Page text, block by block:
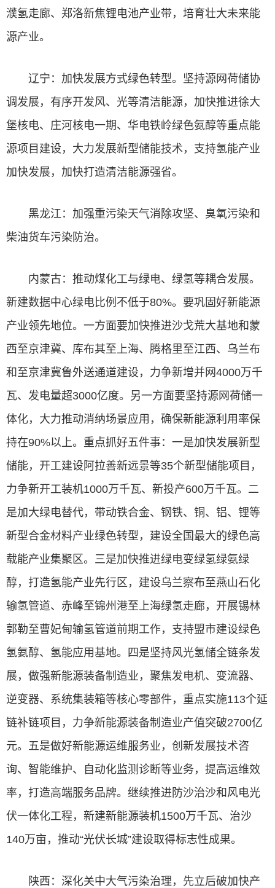
濮氢走廊、郑洛新焦锂电池产业带，培育壮大未来能
源产业。
辽宁：加快发展方式绿色转型。坚持源网荷储协
调发展，有序开发风、光等清洁能源，加快推进徐大
堡核电、庄河核电一期、华电铁岭绿色氨醇等重点能
源项目建设，大力发展新型储能技术，支持氢能产业
加快发展，加快打造清洁能源强省。
黑龙江：加强重污染天气消除攻坚、臭氧污染和
柴油货车污染防治。
内蒙古：推动煤化工与绿电、绿氢等耦合发展。
新建数据中心绿电比例不低于80%。要巩固好新能源
产业领先地位。一方面要加快推进沙戈荒大基地和蒙
西至京津冀、库布其至上海、腾格里至江西、乌兰布
和至京津冀鲁外送通道建设，力争新增并网4000万千
瓦、发电量超3000亿度。另一方面要坚持源网荷储一
体化，大力推动消纳场景应用，确保新能源利用率保
持在90%以上。重点抓好五件事：一是加快发展新型
储能，开工建设阿拉善新远景等35个新型储能项目，
力争新开工装机1000万千瓦、新投产600万千瓦。二
是加大绿电替代，带动铁合金、钢铁、铜、铝、锂等
新型合金材料产业绿色转型，建设全国最大的绿色高
载能产业集聚区。三是加快推进绿电变绿氢绿氨绿
醇，打造氢能产业先行区，建设乌兰察布至燕山石化
输氢管道、赤峰至锦州港至上海绿氢走廊，开展锡林
郭勒至曹妃甸输氢管道前期工作，支持盟市建设绿色
氢氨醇、氢能应用基地。四是坚持风光氢储全链条发
展，做强新能源装备制造业，聚焦发电机、变流器、
逆变器、系统集装箱等核心零部件，重点实施113个延
链补链项目，力争新能源装备制造业产值突破2700亿
元。五是做好新能源运维服务业，创新发展技术咨
询、智能维护、自动化监测诊断等业务，提高运维效
率，打造高端服务品牌。继续推进防沙治沙和风电光
伏一体化工程，新建新能源装机1500万千瓦、治沙
140万亩，推动“光伏长城”建设取得标志性成果。
陕西：深化关中大气污染治理，先立后破加快产